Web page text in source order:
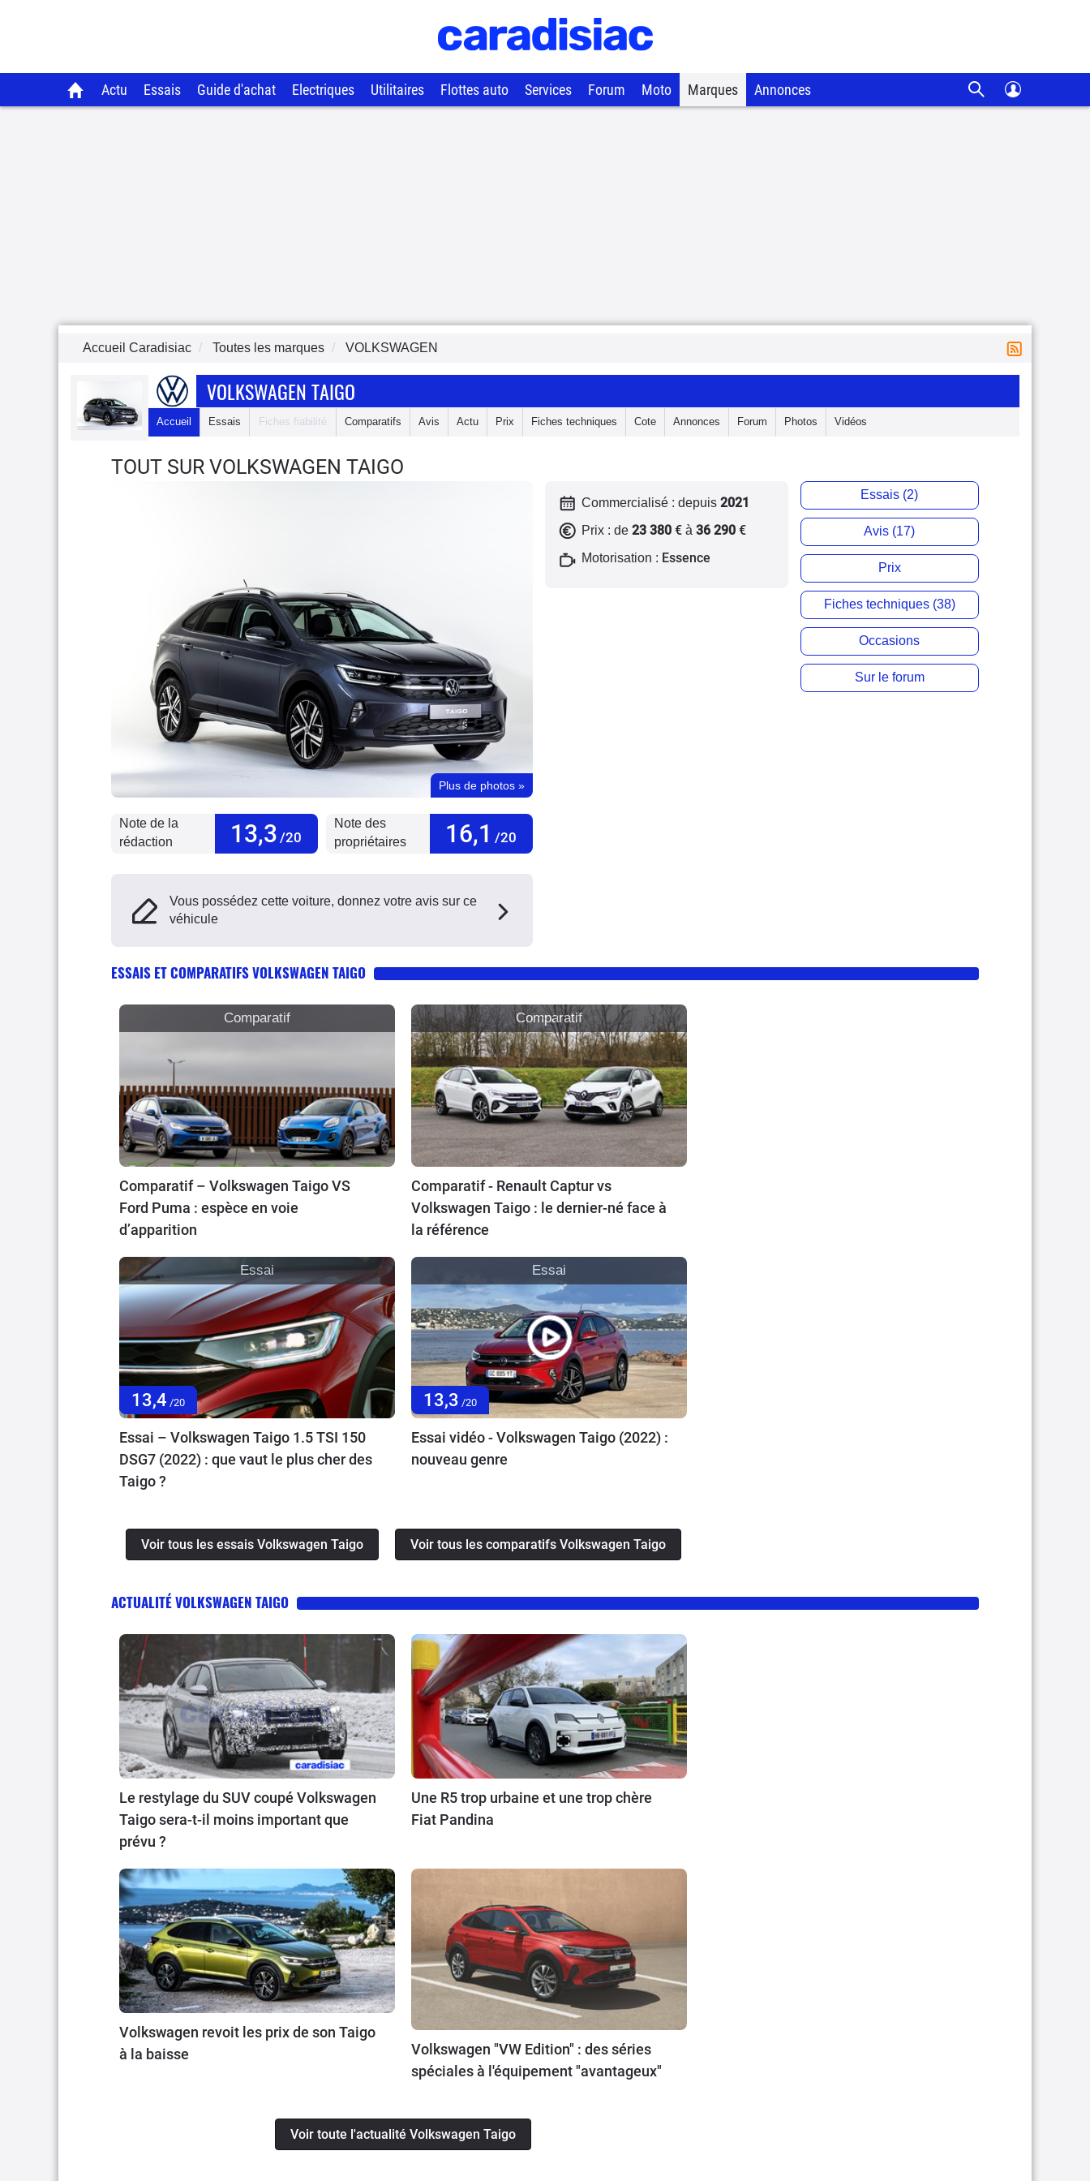
Actu Essais Guide d'achat Electriques Utilitaires Flottes auto Services Forum Moto Marques Annonces
Accueil Caradisiac Toutes les marques VOLKSWAGEN
VOLKSWAGEN TAIGO
Accueil Essais Fiches fiabilité Comparatifs Avis Actu Prix Fiches techniques Cote Annonces Forum Photos Vidéos
TOUT SUR VOLKSWAGEN TAIGO
Plus de photos »
Note de la
rédaction
13,3 /20
Note des
propriétaires
16,1 /20
Vous possédez cette voiture, donnez votre avis sur ce
véhicule
Commercialisé : depuis 2021
Prix : de 23 380 € à 36 290 €
Motorisation : Essence
Essais (2)
Avis (17)
Prix
Fiches techniques (38)
Occasions
Sur le forum
ESSAIS ET COMPARATIFS VOLKSWAGEN TAIGO
Comparatif
Comparatif – Volkswagen Taigo VS
Ford Puma : espèce en voie
d’apparition
Comparatif
Comparatif - Renault Captur vs
Volkswagen Taigo : le dernier-né face à
la référence
Essai
13,4 /20
Essai – Volkswagen Taigo 1.5 TSI 150
DSG7 (2022) : que vaut le plus cher des
Taigo ?
Essai
13,3 /20
Essai vidéo - Volkswagen Taigo (2022) :
nouveau genre
Voir tous les essais Volkswagen Taigo Voir tous les comparatifs Volkswagen Taigo
ACTUALITÉ VOLKSWAGEN TAIGO
Le restylage du SUV coupé Volkswagen
Taigo sera-t-il moins important que
prévu ?
Une R5 trop urbaine et une trop chère
Fiat Pandina
Volkswagen revoit les prix de son Taigo
à la baisse
Volkswagen "VW Edition" : des séries
spéciales à l'équipement "avantageux"
Voir toute l'actualité Volkswagen Taigo